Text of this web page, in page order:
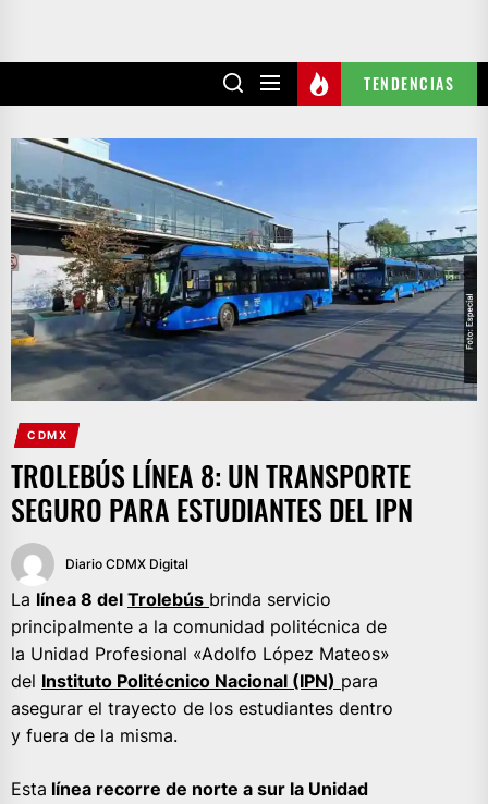
TENDENCIAS
CDMX
TROLEBÚS LÍNEA 8: UN TRANSPORTE
SEGURO PARA ESTUDIANTES DEL IPN
Diario CDMX Digital
La línea 8 del Trolebús brinda servicio
principalmente a la comunidad politécnica de
la Unidad Profesional «Adolfo López Mateos»
del Instituto Politécnico Nacional (IPN) para
asegurar el trayecto de los estudiantes dentro
y fuera de la misma.
Esta línea recorre de norte a sur la Unidad